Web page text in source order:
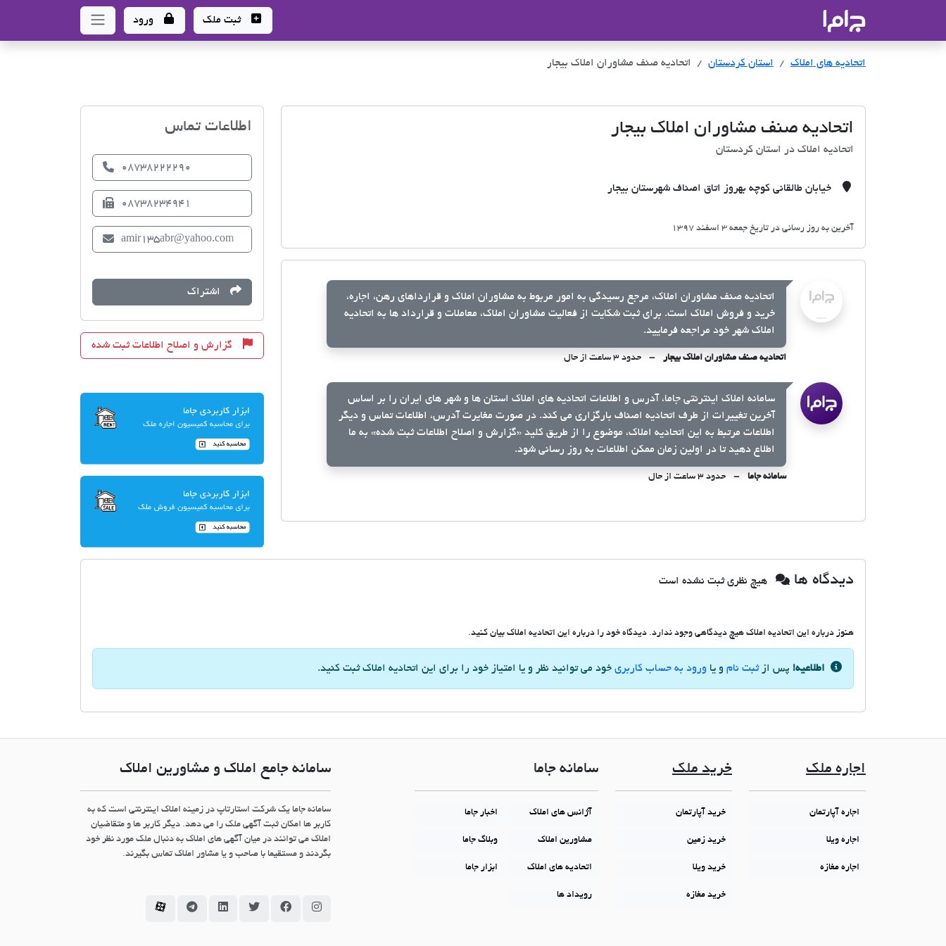
ثبت ملک ورود
اتحادیه های املاک اتحادیه های املاک
استان کردستان اتحادیه صنف مشاوران املاک بیجار
اتحادیه صنف مشاوران املاک بیجار
اتحادیه املاک در استان کردستان
خیابان طالقانی کوچه بهروز اتاق اصناف شهرستان بیجار
آخرین به روز رسانی در تاریخ جمعه 3 اسفند 1397
اتحادیه صنف مشاوران املاک، مرجع رسیدگی به امور مربوط به مشاوران املاک و قرارداهای رهن، اجاره،
خرید و فروش املاک است. برای ثبت شکایت از فعالیت مشاوران املاک، معاملات و قرارداد ها به اتحادیه
املاک شهر خود مراجعه فرمایید.
اتحادیه صنف مشاوران املاک بیجار حدود ۳ ساعت از حال
سامانه املاک اینترنتی جاما، آدرس و اطلاعات اتحادیه های املاک استان ها و شهر های ایران را بر اساس
آخرین تغییرات از طرف اتحادیه اصناف بارگزاری می کند. در صورت مغایرت آدرس، اطلاعات تماس و دیگر
اطلاعات مرتبط به این اتحادیه املاک، موضوع را از طریق کلید «گزارش و اصلاح اطلاعات ثبت شده» به ما
اطلاع دهید تا در اولین زمان ممکن اطلاعات به روز رسانی شود.
سامانه جاما حدود ۳ ساعت از حال
اطلاعات تماس
08738222290
08738234941
amir135abr@yahoo.com
اشتراک
گزارش و اصلاح اطلاعات ثبت شده
دیدگاه ها هیچ نظری ثبت نشده است
هنوز درباره این اتحادیه املاک هیچ دیدگاهی وجود ندارد. دیدگاه خود را درباره این اتحادیه املاک بیان کنید.
اطلاعیه! پس ازثبت نام و یا ورود به حساب کاربری خود می توانید نظر و یا امتیاز خود را برای این اتحادیه املاک ثبت کنید.
اجاره ملک
اجاره آپارتمان
اجاره ویلا
اجاره مغازه
خرید ملک
خرید آپارتمان
خرید زمین
خرید ویلا
خرید مغازه
سامانه جاما
آژانس های املاک اخبار جاما
مشاورین املاک وبلاگ جاما
اتحادیه های املاک ابزار جاما
رویداد ها
سامانه جامع املاک و مشاورین املاک
سامانه جاما یک شرکت استارتاپ در زمینه املاک اینترنتی است که به
کاربر ها امکان ثبت آگهی ملک را می دهد. دیگر کاربر ها و متقاضیان
املاک می توانند در میان آگهی های املاک به دنبال ملک مورد نظر خود
بگردند و مستقیما با صاحب و یا مشاور املاک تماس بگیرند.
سامانه جاما در اینستاگرام
سامانه جاما در فیسبوک
سامانه جاما در توئیتر
سامانه جاما در لینکداین
سامانه جاما در تلگرام
سامانه جاما در آپارات